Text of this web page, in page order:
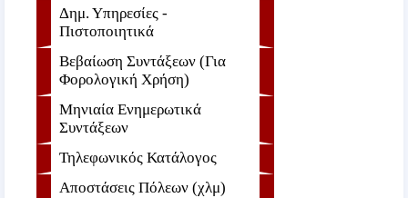
Δημ. Υπηρεσίες -
Πιστοποιητικά
Βεβαίωση Συντάξεων (Για
Φορολογική Χρήση)
Μηνιαία Ενημερωτικά
Συντάξεων
Τηλεφωνικός Κατάλογος
Αποστάσεις Πόλεων (χλμ)